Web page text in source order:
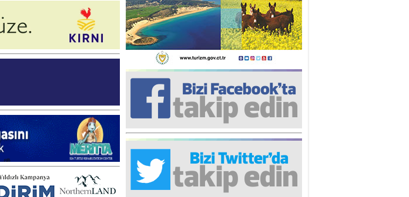
Taner ULUTAŞ
İnşallah St. Lois ile Hakkaido
Adası gibi olmayız !...
Ali KİŞMİR
FIRSAT VE KORKU
Turgut ÇALICI
İki Lakırdı da benden!
Yrd. Doç. Ercan HOŞKARA
Yatırım Yapmazsan Var Olamazsın:
Hedefteki Kurum Kıb-Tek
Rana Sarro
Başıma gelen skandal olayı